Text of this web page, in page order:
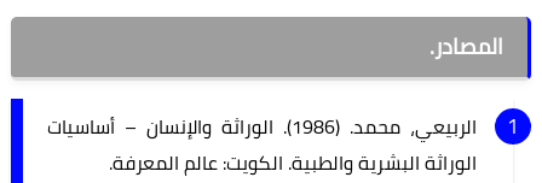
المصادر.
الربيعي، محمد. (1986). الوراثة والإنسان – أساسيات
الوراثة البشرية والطبية. الكويت: عالم المعرفة.